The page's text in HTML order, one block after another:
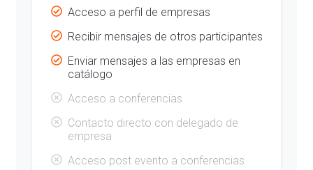
Acceso a perfil de empresas
Recibir mensajes de otros participantes
Enviar mensajes a las empresas en
catálogo
Acceso a conferencias
Contacto directo con delegado de
empresa
Acceso post evento a conferencias